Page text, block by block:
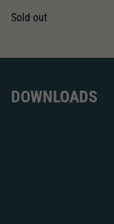
Sold out
DOWNLOADS